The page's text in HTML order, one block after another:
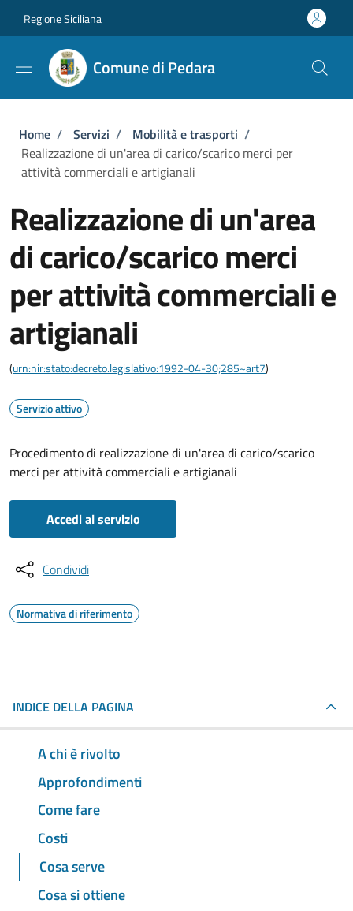
Regione Siciliana
Comune di Pedara
Briciole di pane
Home / Servizi / Mobilità e trasporti /
Realizzazione di un'area di carico/scarico merci per
attività commerciali e artigianali
Realizzazione di un'area
di carico/scarico merci
per attività commerciali e
artigianali
(urn:nir:stato:decreto.legislativo:1992-04-30;285~art7)
Servizio attivo
Procedimento di realizzazione di un'area di carico/scarico
merci per attività commerciali e artigianali
Accedi al servizio
Condividi
Normativa di riferimento
INDICE DELLA PAGINA
A chi è rivolto
Approfondimenti
Come fare
Costi
Cosa serve
Cosa si ottiene